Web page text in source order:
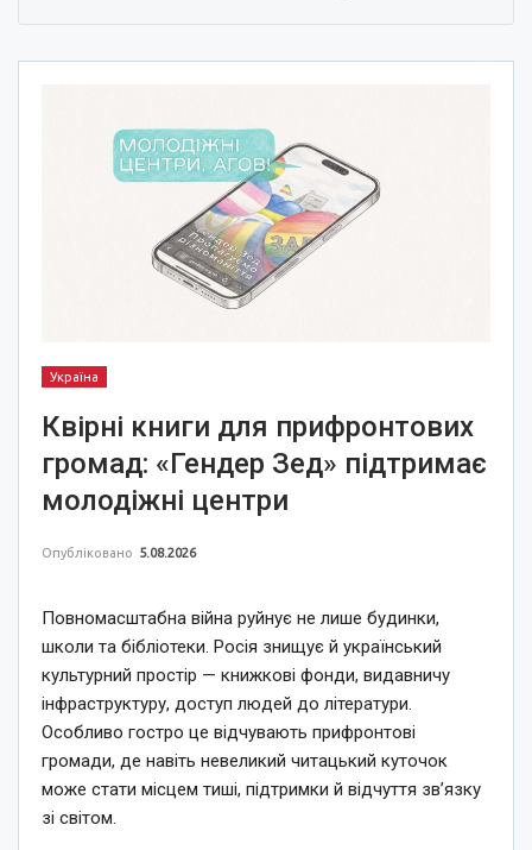
Україна
Квірні книги для прифронтових
громад: «Гендер Зед» підтримає
молодіжні центри
Опубліковано 5.08.2026
Повномасштабна війна руйнує не лише будинки,
школи та бібліотеки. Росія знищує й український
культурний простір — книжкові фонди, видавничу
інфраструктуру, доступ людей до літератури.
Особливо гостро це відчувають прифронтові
громади, де навіть невеликий читацький куточок
може стати місцем тиші, підтримки й відчуття зв’язку
зі світом.